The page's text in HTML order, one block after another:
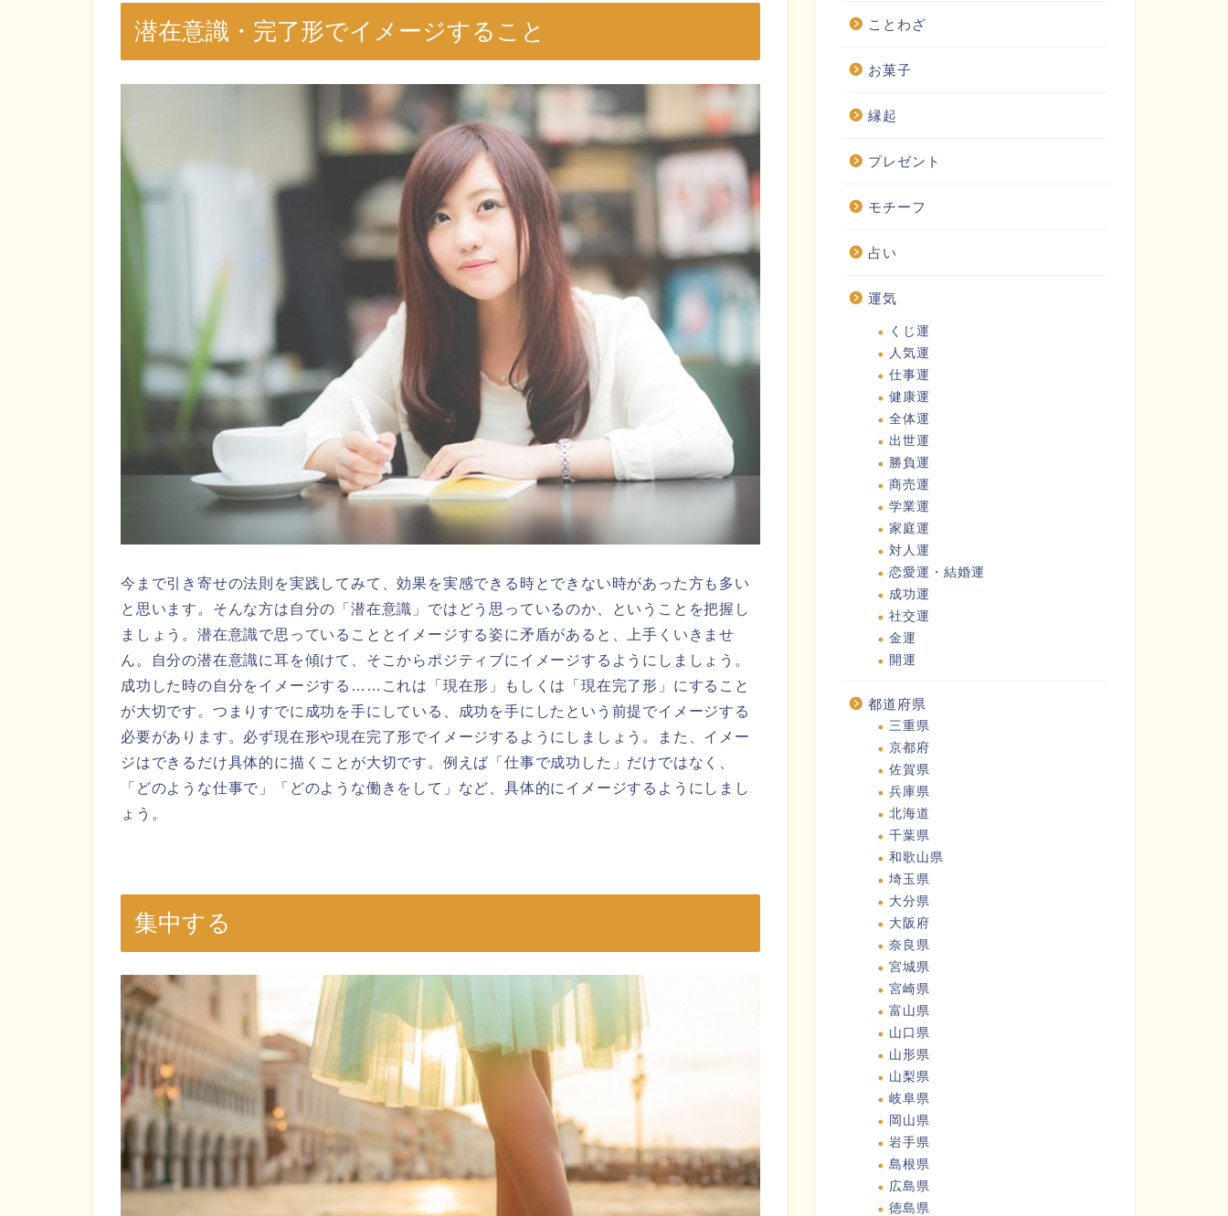
潜在意識・完了形でイメージすること
今まで引き寄せの法則を実践してみて、効果を実感できる時とできない時があった方も多い
と思います。そんな方は自分の「潜在意識」ではどう思っているのか、ということを把握し
ましょう。潜在意識で思っていることとイメージする姿に矛盾があると、上手くいきませ
ん。自分の潜在意識に耳を傾けて、そこからポジティブにイメージするようにしましょう。
成功した時の自分をイメージする……これは「現在形」もしくは「現在完了形」にすること
が大切です。つまりすでに成功を手にしている、成功を手にしたという前提でイメージする
必要があります。必ず現在形や現在完了形でイメージするようにしましょう。また、イメー
ジはできるだけ具体的に描くことが大切です。例えば「仕事で成功した」だけではなく、
「どのような仕事で」「どのような働きをして」など、具体的にイメージするようにしまし
ょう。
集中する
ことわざ
お菓子
縁起
プレゼント
モチーフ
占い
運気
くじ運
人気運
仕事運
健康運
全体運
出世運
勝負運
商売運
学業運
家庭運
対人運
恋愛運・結婚運
成功運
社交運
金運
開運
都道府県
三重県
京都府
佐賀県
兵庫県
北海道
千葉県
和歌山県
埼玉県
大分県
大阪府
奈良県
宮城県
宮崎県
富山県
山口県
山形県
山梨県
岐阜県
岡山県
岩手県
島根県
広島県
徳島県